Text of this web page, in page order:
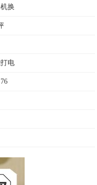
换
电